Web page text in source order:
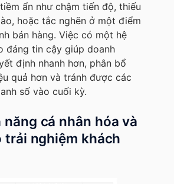
ẩn như chậm tiến độ, thiếu
hoặc tắc nghẽn ở một điểm
bán hàng. Việc có một hệ
đáng tin cậy giúp doanh
định nhanh hơn, phân bổ
quả hơn và tránh được các
số vào cuối kỳ.
năng cá nhân hóa và
trải nghiệm khách